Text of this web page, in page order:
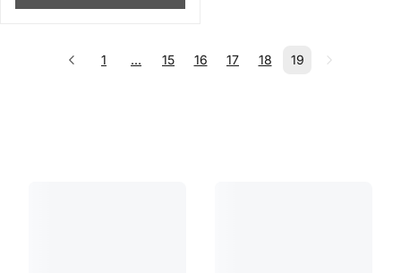
1 ... 15 16 17 18 19